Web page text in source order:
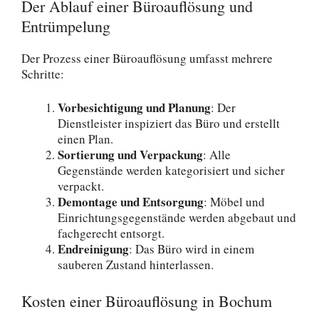
Der Ablauf einer Büroauflösung und
Entrümpelung
Der Prozess einer Büroauflösung umfasst mehrere
Schritte:
Vorbesichtigung und Planung: Der
Dienstleister inspiziert das Büro und erstellt
einen Plan.
Sortierung und Verpackung: Alle
Gegenstände werden kategorisiert und sicher
verpackt.
Demontage und Entsorgung: Möbel und
Einrichtungsgegenstände werden abgebaut und
fachgerecht entsorgt.
Endreinigung: Das Büro wird in einem
sauberen Zustand hinterlassen.
Kosten einer Büroauflösung in Bochum